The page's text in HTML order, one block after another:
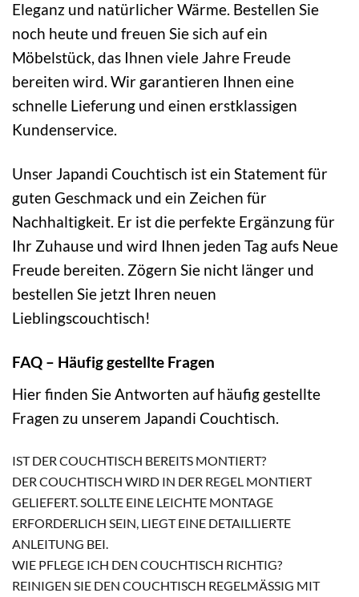
Eleganz und natürlicher Wärme. Bestellen Sie
noch heute und freuen Sie sich auf ein
Möbelstück, das Ihnen viele Jahre Freude
bereiten wird. Wir garantieren Ihnen eine
schnelle Lieferung und einen erstklassigen
Kundenservice.
Unser Japandi Couchtisch ist ein Statement für
guten Geschmack und ein Zeichen für
Nachhaltigkeit. Er ist die perfekte Ergänzung für
Ihr Zuhause und wird Ihnen jeden Tag aufs Neue
Freude bereiten. Zögern Sie nicht länger und
bestellen Sie jetzt Ihren neuen
Lieblingscouchtisch!
FAQ – Häufig gestellte Fragen
Hier finden Sie Antworten auf häufig gestellte
Fragen zu unserem Japandi Couchtisch.
IST DER COUCHTISCH BEREITS MONTIERT?
DER COUCHTISCH WIRD IN DER REGEL MONTIERT
GELIEFERT. SOLLTE EINE LEICHTE MONTAGE
ERFORDERLICH SEIN, LIEGT EINE DETAILLIERTE
ANLEITUNG BEI.
WIE PFLEGE ICH DEN COUCHTISCH RICHTIG?
REINIGEN SIE DEN COUCHTISCH REGELMÄSSIG MIT E